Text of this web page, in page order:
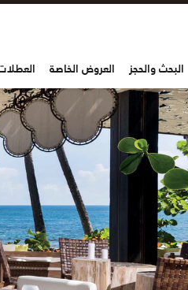
البحث والحجز العروض الخاصة